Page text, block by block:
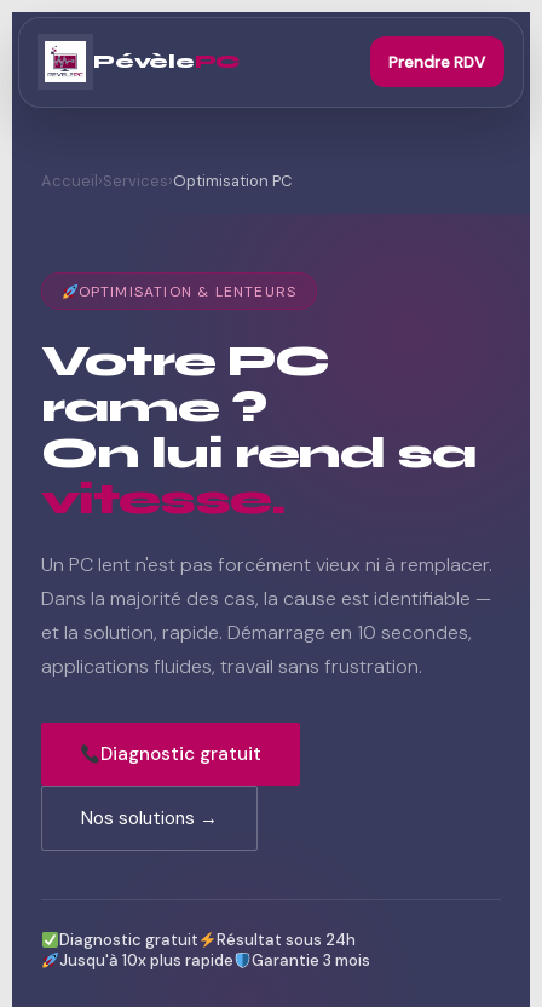
PévèlePC Prendre RDV
Accueil›Services›Optimisation PC
OPTIMISATION & LENTEURS
Votre PC
rame ?
On lui rend sa
vitesse.
Un PC lent n'est pas forcément vieux ni à remplacer.
Dans la majorité des cas, la cause est identifiable —
et la solution, rapide. Démarrage en 10 secondes,
applications fluides, travail sans frustration.
Diagnostic gratuit
Nos solutions →
Diagnostic gratuit
Résultat sous 24h
Jusqu'à 10x plus rapide
Garantie 3 mois